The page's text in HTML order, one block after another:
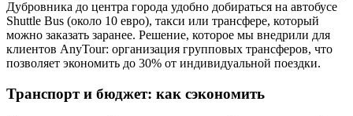
Дубровника до центра города удобно добираться на автобусе
Shuttle Bus (около 10 евро), такси или трансфере, который
можно заказать заранее. Решение, которое мы внедрили для
клиентов AnyTour: организация групповых трансферов, что
позволяет экономить до 30% от индивидуальной поездки.
Транспорт и бюджет: как сэкономить